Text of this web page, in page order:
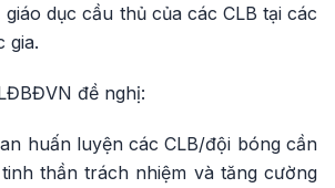
dục cầu thủ của các CLB tại các
gia.
đề nghị:
huấn luyện các CLB/đội bóng cần
thần trách nhiệm và tăng cường